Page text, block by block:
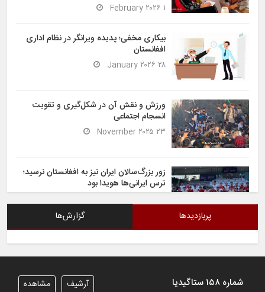
۱ February ۲۰۲۶
بیکاری مخفی؛ پدیده ویرانگر در نظام اداری
افغانستان
۲۸ January ۲۰۲۶
ورزش و نقش آن در شکل‌گیری و تقویت
انسجام اجتماعی
۲۳ November ۲۰۲۵
زور بزرگ‌سالان ایران نیز به افغانستان نرسید؛
ترس ایرانی‌ها هویدا بود
پربازدیدها گزارش‌ها
شماره ۱۵۸ ستاگیدیا مشاهده آرشیف